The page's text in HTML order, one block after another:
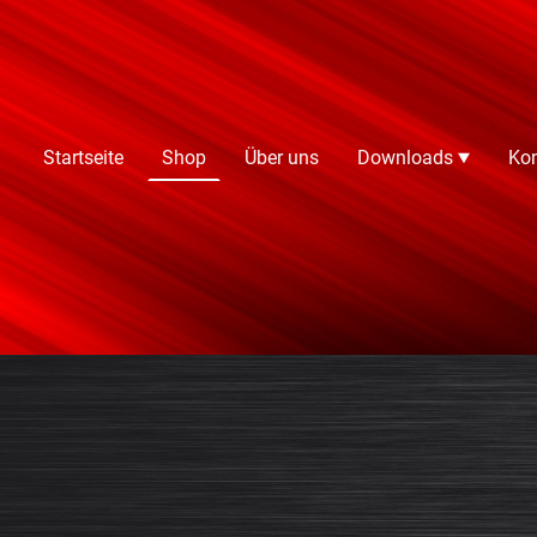
Startseite Shop Über uns Downloads